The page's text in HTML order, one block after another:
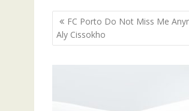
Navigare
în
articole
FC Porto Do Not Miss Me
Aly Cissokho